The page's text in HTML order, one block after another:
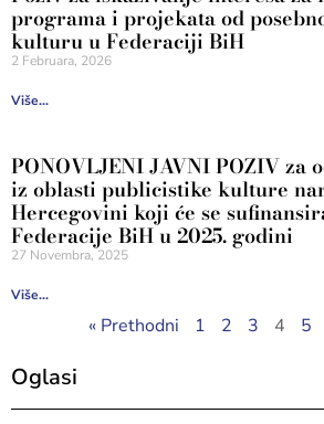
programa i projekata od
kulturu u Federaciji BiH
2 Februara, 2026
Više...
PONOVLJENI JAVNI POZIV za
iz oblasti publicistike kulture
Hercegovini koji će se
Federacije BiH u 2025. godini
27 Novembra, 2025
Više...
« Prethodni 1 2 3 4 5
Oglasi